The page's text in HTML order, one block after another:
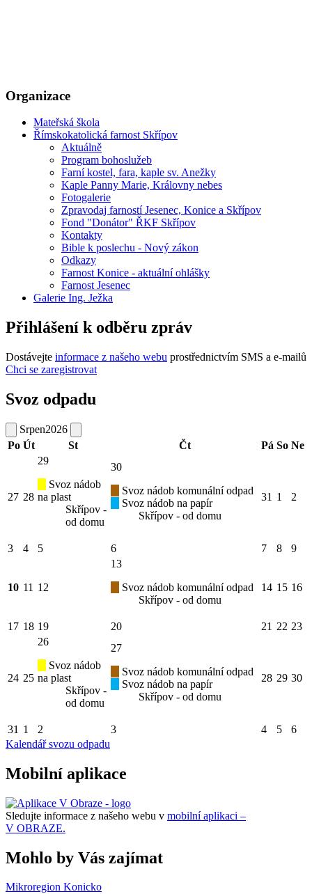
Organizace
Mateřská škola
Římskokatolická farnost Skřípov
Aktuálně
Program bohoslužeb
Farní kostel, fara, kaple sv. Anežky
Kaple Panny Marie, Královny nebes
Fotogalerie
Zpravodaj farností Jesenec, Konice a Skřípov
Fond "Donátor" ŘKF Skřípov
Kontakty
Bible k poslechu - Nový zákon
Odkazy
Farnost Konice - aktuální ohlášky
Farnost Jesenec
Galerie Ing. Ježka
Přihlášení k odběru zpráv
Dostávejte informace z našeho webu prostřednictvím SMS a e-mailů
Chci se zaregistrovat
Svoz odpadu
Srpen2026
Po Út St Čt Pá So Ne
27 28
29
Svoz nádob
na plast
Skřípov -
od domu
30
Svoz nádob komunální odpad
Svoz nádob na papír
Skřípov - od domu
31 1 2
3 4 5 6 7 8 9
10 11 12
13
Svoz nádob komunální odpad
Skřípov - od domu
14 15 16
17 18 19 20 21 22 23
24 25
26
Svoz nádob
na plast
Skřípov -
od domu
27
Svoz nádob komunální odpad
Svoz nádob na papír
Skřípov - od domu
28 29 30
31 1 2 3 4 5
6
Kalendář svozu odpadu
Mobilní aplikace
Sledujte informace z našeho webu v mobilní aplikaci –
V OBRAZE.
Mohlo by Vás zajímat
Mikroregion Konicko